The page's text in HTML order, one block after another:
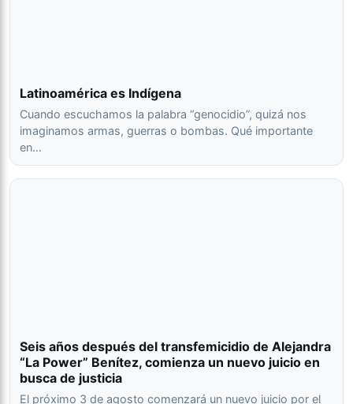
Latinoamérica es Indígena
Cuando escuchamos la palabra “genocidio”, quizá nos
imaginamos armas, guerras o bombas. Qué importante
en…
Seis años después del transfemicidio de Alejandra
“La Power” Benítez, comienza un nuevo juicio en
busca de justicia
El próximo 3 de agosto comenzará un nuevo juicio por el